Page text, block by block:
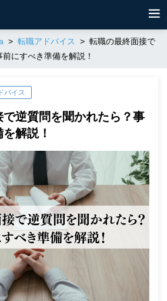
転職アドバイス
転職の最終面接で
にすべき準備を解説！
バイス
逆質問を聞かれたら？事
解説！